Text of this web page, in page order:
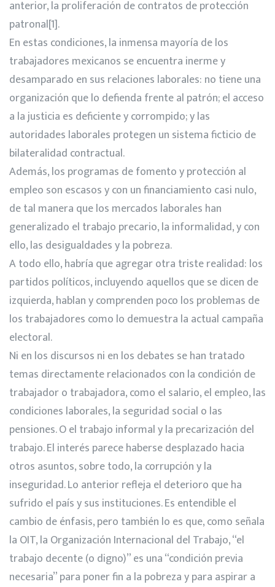
anterior, la proliferación de contratos de protección
patronal[1].
En estas condiciones, la inmensa mayoría de los
trabajadores mexicanos se encuentra inerme y
desamparado en sus relaciones laborales: no tiene una
organización que lo defienda frente al patrón; el acceso
a la justicia es deficiente y corrompido; y las
autoridades laborales protegen un sistema ficticio de
bilateralidad contractual.
Además, los programas de fomento y protección al
empleo son escasos y con un financiamiento casi nulo,
de tal manera que los mercados laborales han
generalizado el trabajo precario, la informalidad, y con
ello, las desigualdades y la pobreza.
A todo ello, habría que agregar otra triste realidad: los
partidos políticos, incluyendo aquellos que se dicen de
izquierda, hablan y comprenden poco los problemas de
los trabajadores como lo demuestra la actual campaña
electoral.
Ni en los discursos ni en los debates se han tratado
temas directamente relacionados con la condición de
trabajador o trabajadora, como el salario, el empleo, las
condiciones laborales, la seguridad social o las
pensiones. O el trabajo informal y la precarización del
trabajo. El interés parece haberse desplazado hacia
otros asuntos, sobre todo, la corrupción y la
inseguridad. Lo anterior refleja el deterioro que ha
sufrido el país y sus instituciones. Es entendible el
cambio de énfasis, pero también lo es que, como señala
la OIT, la Organización Internacional del Trabajo, “el
trabajo decente (o digno)” es una “condición previa
necesaria” para poner fin a la pobreza y para aspirar a